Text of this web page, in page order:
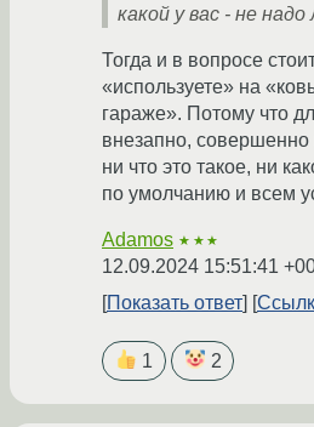
какой у вас - не надо
Тогда и в вопросе
«используете» на
гараже». Потому что
внезапно, совершенно
ни что это такое, ни
по умолчанию и всем
Adamos ★★★
12.09.2024 15:51:41
Показать ответ
1 2